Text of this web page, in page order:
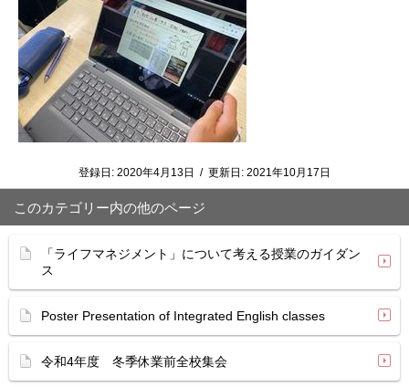
登録日: 2020年4月13日 / 更新日: 2021年10月17日
このカテゴリー内の他のページ
「ライフマネジメント」について考える授業のガイダン
ス
Poster Presentation of Integrated English classes
令和4年度 冬季休業前全校集会